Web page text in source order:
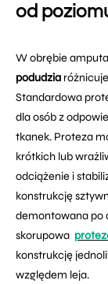
od
W obrębie
podudzia
Standardowa
dla osób z
tkanek. Proteza
krótkich lub
odciążenie i
konstrukcję
demontowana po
skorupowa
konstrukcję
względem leja.